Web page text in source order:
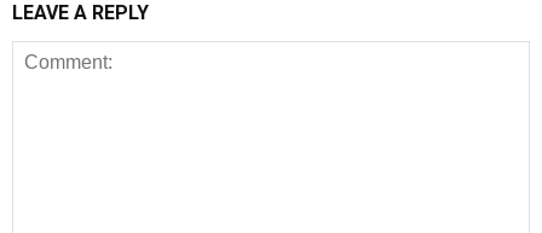
LEAVE A REPLY